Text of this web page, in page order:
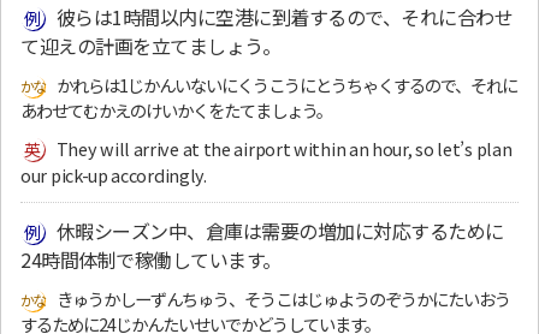
彼らは1時間以内に空港に到着するので、それに合わせ
て迎えの計画を立てましょう。
かれらは1じかんいないにくうこうにとうちゃくするので、それに
あわせてむかえのけいかくをたてましょう。
They will arrive at the airport within an hour, so let’s plan
our pick-up accordingly.
休暇シーズン中、倉庫は需要の増加に対応するために
24時間体制で稼働しています。
きゅうかしーずんちゅう、そうこはじゅようのぞうかにたいおう
するために24じかんたいせいでかどうしています。